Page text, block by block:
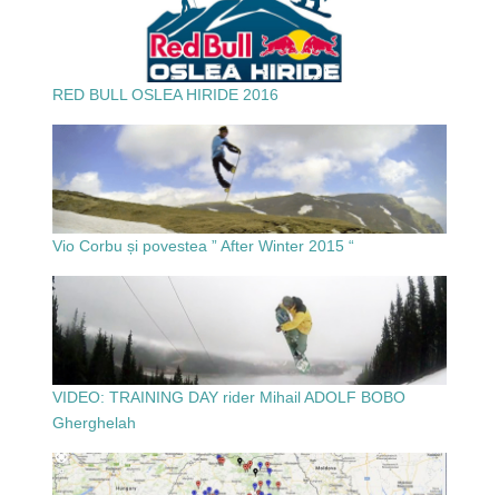
RED BULL OSLEA HIRIDE 2016
Vio Corbu și povestea ” After Winter 2015 “
VIDEO: TRAINING DAY rider Mihail ADOLF BOBO
Gherghelah